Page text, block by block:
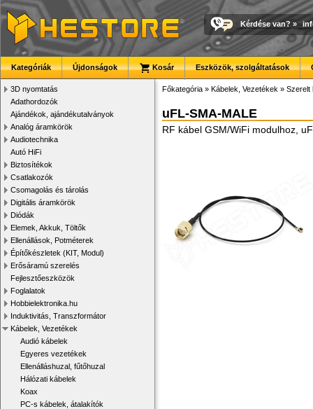
Kérdése van? »
Kategóriák Újdonságok Kosár Eszközök, szolgáltatások
3D nyomtatás
Adathordozók
Ajándékok, ajándékutalványok
Analóg áramkörök
Audiotechnika
Autó HiFi
Biztosítékok
Csatlakozók
Csomagolás és tárolás
Digitális áramkörök
Diódák
Elemek, Akkuk, Töltők
Ellenállások, Potméterek
Építőkészletek (KIT, Modul)
Erősáramú szerelés
Fejlesztőeszközök
Foglalatok
Hobbielektronika.hu
Induktivitás, Transzformátor
Kábelek, Vezetékek
Audió kábelek
Egyeres vezetékek
Ellenálláshuzal, fűtőhuzal
Hálózati kábelek
Koax
PC-s kábelek, átalakítók
Főkategória » Kábelek, Vezetékek » Szerelt
uFL-SMA-MALE
RF kábel GSM/WiFi modulhoz,